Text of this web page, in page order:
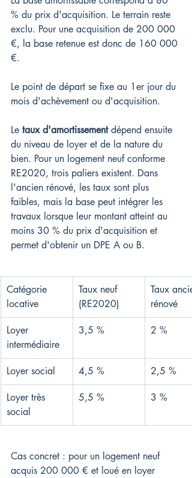
% du prix d'acquisition. Le terrain reste
exclu. Pour une acquisition de 200 000
€, la base retenue est donc de 160 000
€.
Le point de départ se fixe au 1er jour du
mois d'achèvement ou d'acquisition.
Le taux d'amortissement dépend ensuite
du niveau de loyer et de la nature du
bien. Pour un logement neuf conforme
RE2020, trois paliers existent. Dans
l'ancien rénové, les taux sont plus
faibles, mais la base peut intégrer les
travaux lorsque leur montant atteint au
moins 30 % du prix d'acquisition et
permet d'obtenir un DPE A ou B.
Catégorie
locative
Taux neuf
(RE2020)
Taux
rénové
Loyer
intermédiaire
3,5 % 2 %
Loyer social 4,5 % 2,5 %
Loyer très
social
5,5 % 3 %
Cas concret : pour un logement neuf
acquis 200 000 € et loué en loyer